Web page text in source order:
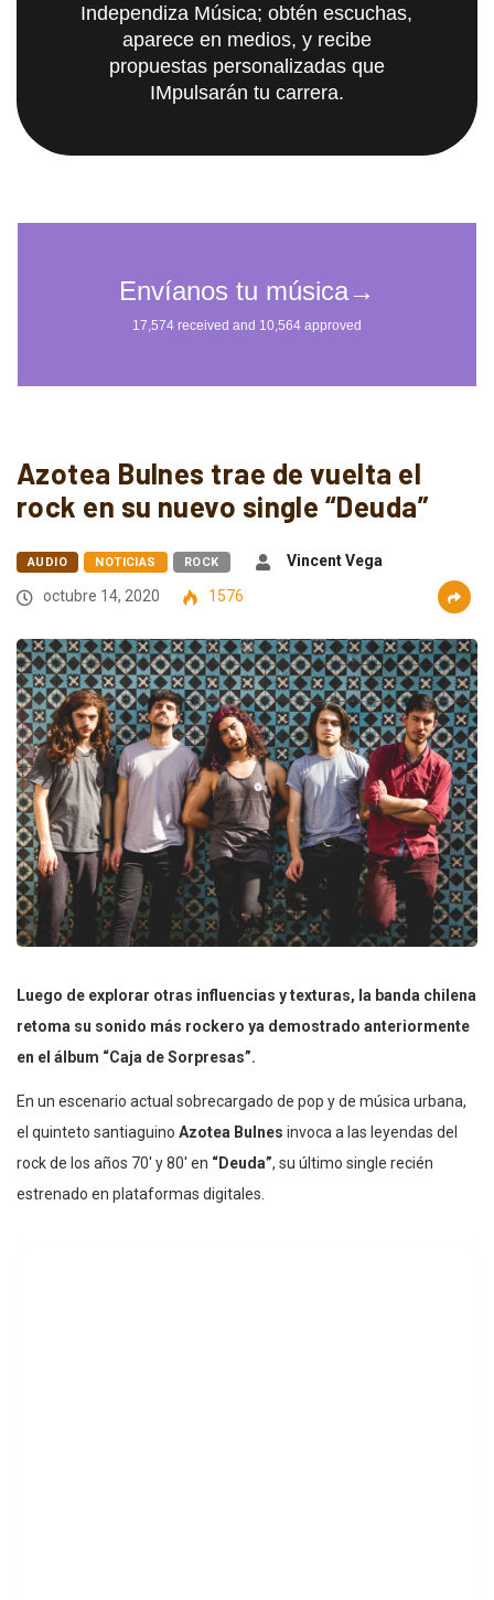
Independiza Música; obtén escuchas,
aparece en medios, y recibe
propuestas personalizadas que
IMpulsarán tu carrera.
Azotea Bulnes trae de vuelta el
rock en su nuevo single “Deuda”
AUDIO NOTICIAS ROCK
Vincent Vega
octubre 14, 2020
1576
Luego de explorar otras influencias y texturas, la banda chilena
retoma su sonido más rockero ya demostrado anteriormente
en el álbum “Caja de Sorpresas”.
En un escenario actual sobrecargado de pop y de música urbana,
el quinteto santiaguino Azotea Bulnes invoca a las leyendas del
rock de los años 70′ y 80′ en “Deuda”, su último single recién
estrenado en plataformas digitales.